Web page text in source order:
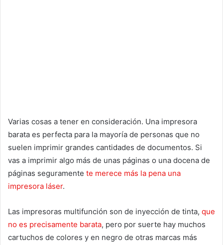
Varias cosas a tener en consideración. Una impresora
barata es perfecta para la mayoría de personas que no
suelen imprimir grandes cantidades de documentos. Si
vas a imprimir algo más de unas páginas o una docena de
páginas seguramente te merece más la pena una
impresora láser.
Las impresoras multifunción son de inyección de tinta, que
no es precisamente barata, pero por suerte hay muchos
cartuchos de colores y en negro de otras marcas más